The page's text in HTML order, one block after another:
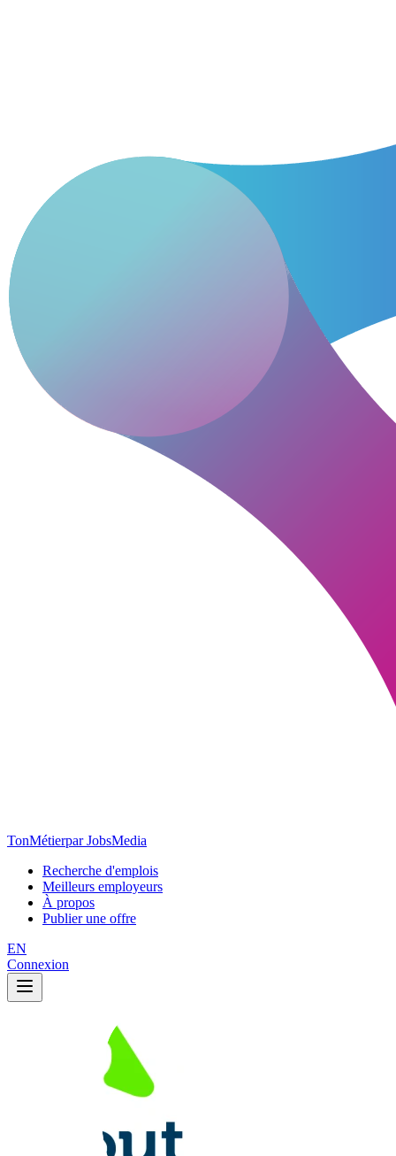
TonMétierpar JobsMedia
Recherche d'emplois
Meilleurs employeurs
À propos
Publier une offre
EN
Connexion